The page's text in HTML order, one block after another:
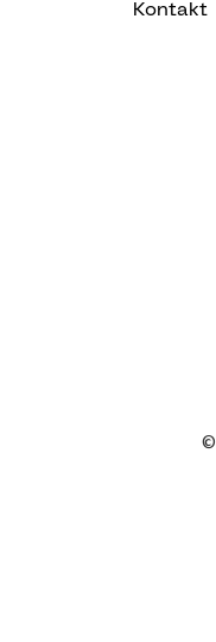
Kontakt
©